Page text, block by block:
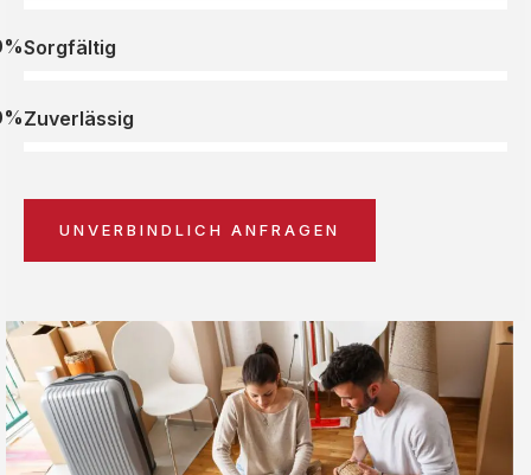
Sorgfältig
Zuverlässig
UNVERBINDLICH ANFRAGEN